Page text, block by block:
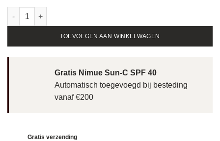
pHformula U.V. Protect SPF30+ - 50ml aantal
TOEVOEGEN AAN WINKELWAGEN
Gratis Nimue Sun-C SPF 40
Automatisch toegevoegd bij besteding
vanaf €200
Gratis verzending